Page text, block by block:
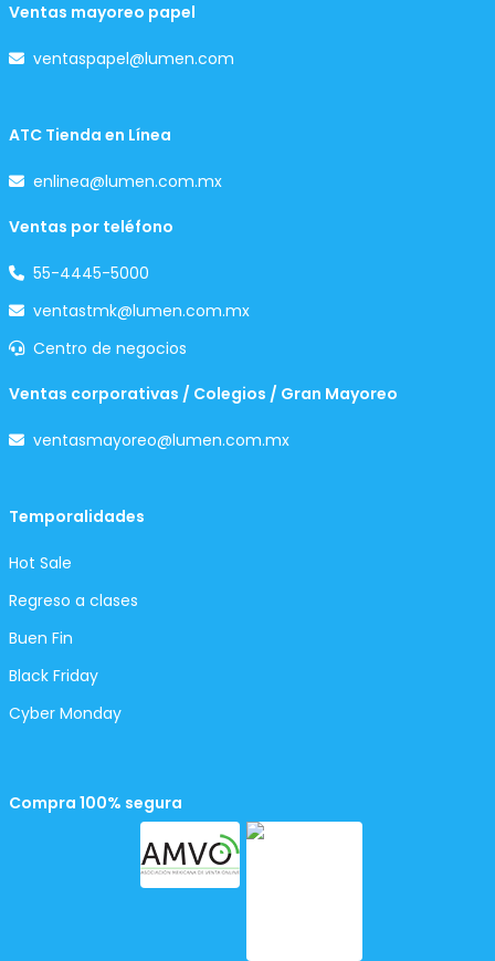
Ventas mayoreo papel
ventaspapel@lumen.com
ATC Tienda en Línea
enlinea@lumen.com.mx
Ventas por teléfono
55-4445-5000
ventastmk@lumen.com.mx
Centro de negocios
Ventas corporativas / Colegios / Gran Mayoreo
ventasmayoreo@lumen.com.mx
Temporalidades
Hot Sale
Regreso a clases
Buen Fin
Black Friday
Cyber Monday
Compra 100% segura